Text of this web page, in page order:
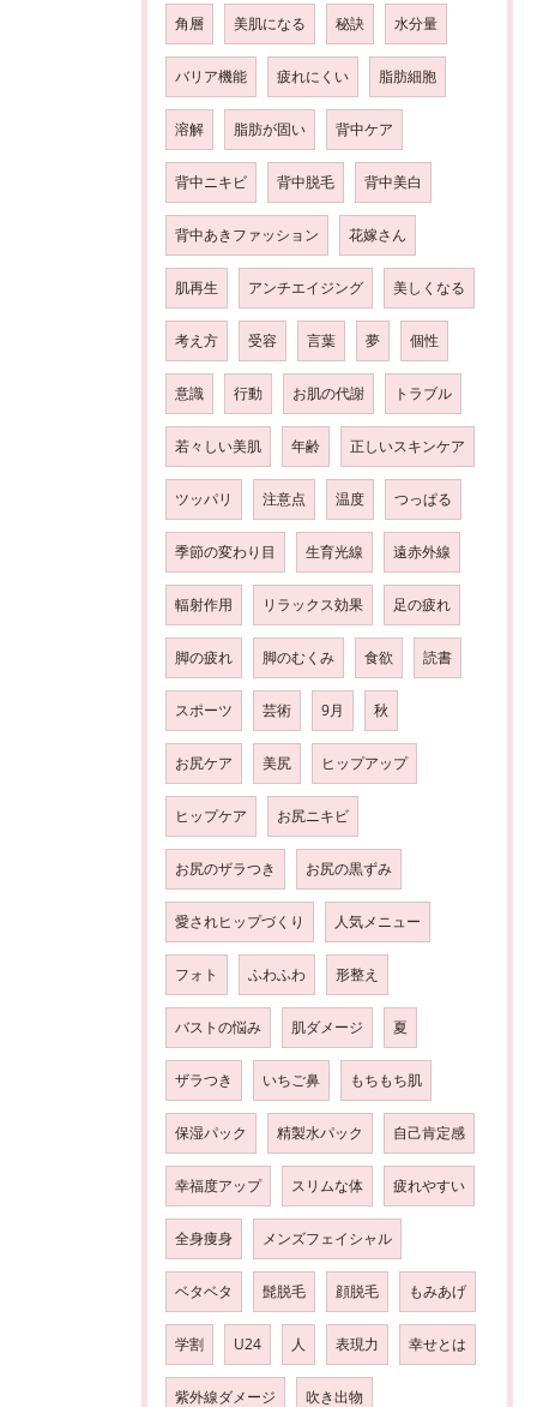
角層 美肌になる 秘訣 水分量
バリア機能 疲れにくい 脂肪細胞
溶解 脂肪が固い 背中ケア
背中ニキビ 背中脱毛 背中美白
背中あきファッション 花嫁さん
肌再生 アンチエイジング 美しくなる
考え方 受容 言葉 夢 個性
意識 行動 お肌の代謝 トラブル
若々しい美肌 年齢 正しいスキンケア
ツッパリ 注意点 温度 つっぱる
季節の変わり目 生育光線 遠赤外線
輻射作用 リラックス効果 足の疲れ
脚の疲れ 脚のむくみ 食欲 読書
スポーツ 芸術 9月 秋
お尻ケア 美尻 ヒップアップ
ヒップケア お尻ニキビ
お尻のザラつき お尻の黒ずみ
愛されヒップづくり 人気メニュー
フォト ふわふわ 形整え
バストの悩み 肌ダメージ 夏
ザラつき いちご鼻 もちもち肌
保湿パック 精製水パック 自己肯定感
幸福度アップ スリムな体 疲れやすい
全身痩身 メンズフェイシャル
ベタベタ 髭脱毛 顔脱毛 もみあげ
学割 U24 人 表現力 幸せとは
紫外線ダメージ 吹き出物